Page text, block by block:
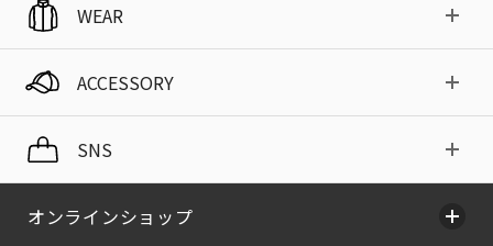
WEAR
ACCESSORY
SNS
オンラインショップ